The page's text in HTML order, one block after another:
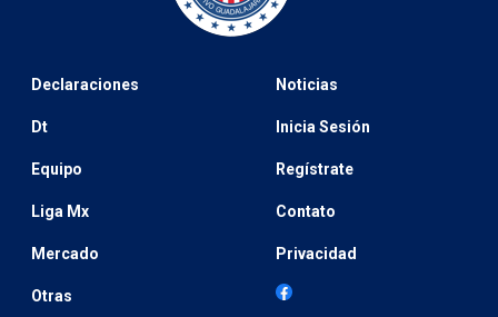
Declaraciones
Dt
Equipo
Liga Mx
Mercado
Otras
Noticias
Inicia Sesión
Regístrate
Contato
Privacidad